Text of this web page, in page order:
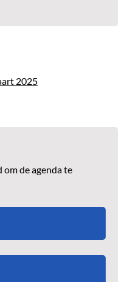
2025
om de agenda te